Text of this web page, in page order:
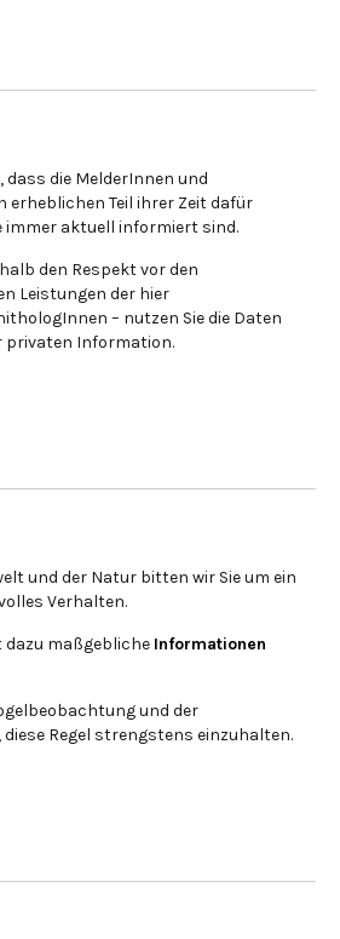
dass die MelderInnen und
erheblichen Teil ihrer Zeit dafür
immer aktuell informiert sind.
den Respekt vor den
Leistungen der hier
– nutzen Sie die Daten
privaten Information.
und der Natur bitten wir Sie um ein
Verhalten.
dazu maßgebliche Informationen
und der
Regel strengstens einzuhalten.